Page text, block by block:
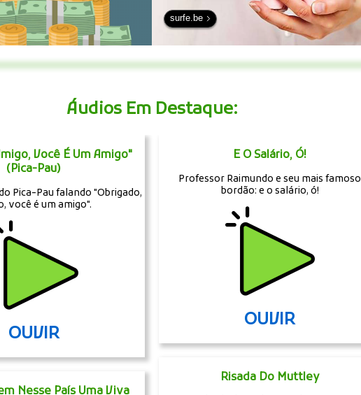
surfe.be
Áudios Em Destaque:
Você É Um Amigo"
(Pica-Pau)
Pica-Pau falando "Obrigado,
você é um amigo".
OUVIR
Nesse País Uma Viva
E O Salário, Ó!
Professor Raimundo e seu mais famoso
bordão: e o salário, ó!
OUVIR
Risada Do Muttley